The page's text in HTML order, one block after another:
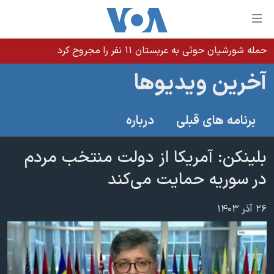
لینکهای
قابل
دسترسی
جهش
اصلی
جهش
به
صفحه
اصلی
جهش
به
جستجو
خانه
نسخه سبک وب‌سایت
آمریکا
جهان
گزیده‌ها
ویژه برنامه‌ها
ویدیوها
برنامه های تلویزیونی
جدول برنامه ها
صفحه‌های ویژه
عملیات خشم حماسی
۲۵۰سالگی آمریکا
بایگانی برنامه‌های تلویزیونی
پخش رادیویی
یادگیری زبان انگلیسی
حمله شورشیان حوثی به عربستان ۱۱ نفر را مجروح کرد
آخرین ویدیوها
برنامه های قبلی درباره
بلینکن: آمریکا از دولت منتخب مردم
در سوریه حمایت می‌کند
۲۶ آذر ۱۴۰۳